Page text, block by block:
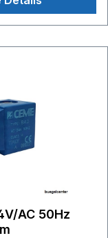
GV8800
- GV8955 -
AC 50Hz